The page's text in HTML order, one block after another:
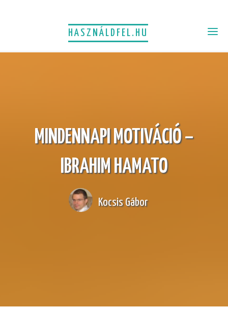
HASZNÁLDFEL.HU
MINDENNAPI MOTIVÁCIÓ –
IBRAHIM HAMATO
Kocsis Gábor